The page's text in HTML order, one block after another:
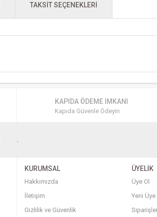
TAKSIT SEÇENEKLERI
KAPIDA ÖDEME İMKANI
Kapıda Güvenle Ödeyin
.
KURUMSAL
Hakkımızda
İletişim
Gizlilik ve Güvenlik
ÜYELİK
Üye Ol
Yeni